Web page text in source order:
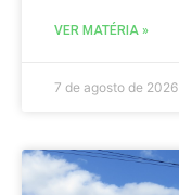
VER MATÉRIA »
7 de agosto de 2026